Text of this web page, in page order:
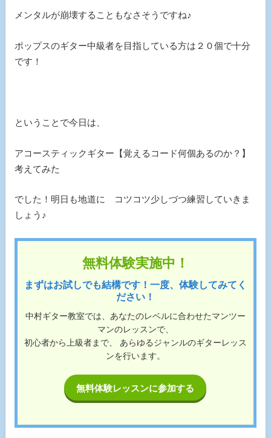
メンタルが崩壊することもなさそうですね♪
ポップスのギター中級者を目指している方は２０個で十分
です！
ということで今日は、
アコースティックギター【覚えるコード何個あるのか？】
考えてみた
でした！明日も地道に コツコツ少しづつ練習していきま
しょう♪
無料体験実施中！
まずはお試しでも結構です！一度、体験してみてく
ださい！
中村ギター教室では、あなたのレベルに合わせたマンツー
マンのレッスンで、
初心者から上級者まで、 あらゆるジャンルのギターレッス
ンを行います。
無料体験レッスンに参加する